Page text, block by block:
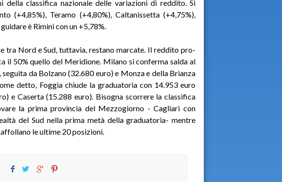
della classifica nazionale delle variazioni di reddito. Si
(+4,85%), Teramo (+4,80%), Caltanissetta (+4,75%),
è Rimini con un +5,78%.
tra Nord e Sud, tuttavia, restano marcate. Il reddito pro-
il 50% quello del Meridione. Milano si conferma salda al
da Bolzano (32.680 euro) e Monza e della Brianza
detto, Foggia chiude la graduatoria con 14.953 euro
e Caserta (15.288 euro). Bisogna scorrere la classifica
la prima provincia del Mezzogiorno - Cagliari con
del Sud nella prima metà della graduatoria- mentre
le ultime 20 posizioni.